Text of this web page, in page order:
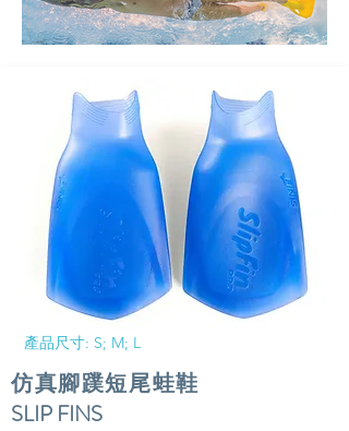
​產品尺寸: S; M; L
仿真腳蹼短尾蛙鞋
SLIP FINS